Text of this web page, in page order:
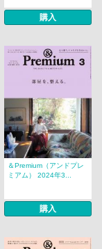
購入
＆Premium（アンドプレ
ミアム） 2024年3...
購入